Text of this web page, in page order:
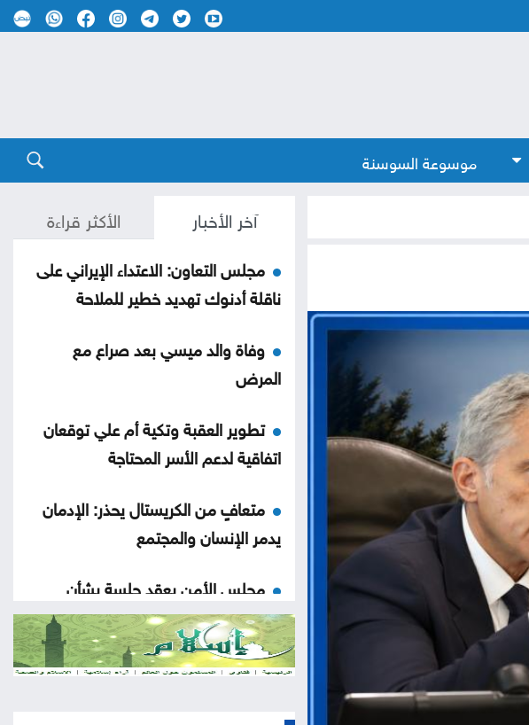
موسوعة السوسنة
آخر الأخبار الأكثر قراءة
مجلس التعاون: الاعتداء الإيراني على
ناقلة أدنوك تهديد خطير للملاحة
وفاة والد ميسي بعد صراع مع
المرض
تطوير العقبة وتكية أم علي توقعان
اتفاقية لدعم الأسر المحتاجة
متعافٍ من الكريستال يحذر: الإدمان
يدمر الإنسان والمجتمع
مجلس الأمن يعقد جلسة بشأن
الضفة الغربية الثلاثاء
الترخيص المتنقل المسائي للمركبات